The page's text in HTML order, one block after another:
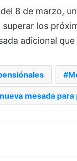
8 de marzo,
los
adicional
mesada